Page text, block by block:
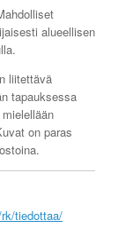
alueellisen
liitettävä
tapauksessa
on paras
tiedottaa/